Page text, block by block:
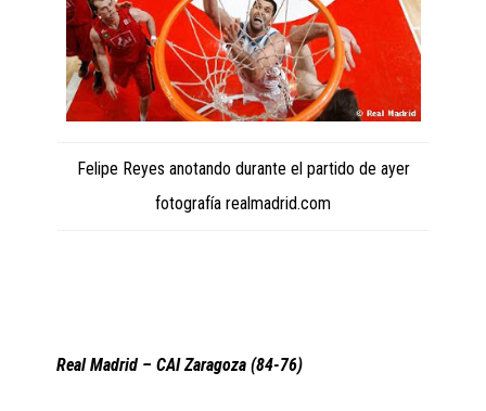
Felipe Reyes anotando durante el partido de ayer
fotografía realmadrid.com
Real Madrid – CAI Zaragoza (84-76)